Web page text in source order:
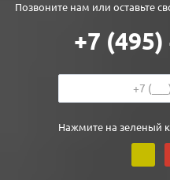
Позвоните нам или оставьте
+7 (495)
Нажмите на зеленый